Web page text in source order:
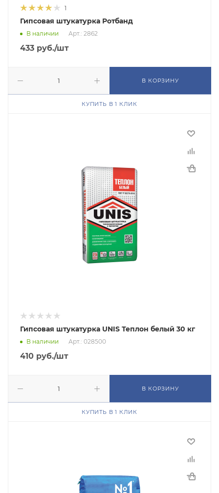
1
Гипсовая штукатурка Ротбанд
В наличии Арт.: 2862
433 руб./шт
В КОРЗИНУ
КУПИТЬ В 1 КЛИК
Гипсовая штукатурка UNIS Теплон белый 30 кг
В наличии Арт.: 028500
410 руб./шт
В КОРЗИНУ
КУПИТЬ В 1 КЛИК